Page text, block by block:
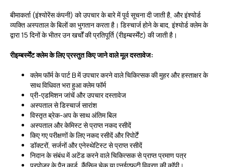
बीमाकर्ता (इंश्योरेंस कंपनी) को उपचार के बारे में पूर्व सूचना दी जाती है, और इंश्योर्ड
व्यक्ति अस्पताल के बिलों का भुगतान करता है। डिस्चार्ज होने के बाद, इंश्योर्ड क्लेम के
द्वारा 15 दिनों के भीतर उन खर्चों की प्रतिपूर्ति (रीइम्बर्स्मेंट) की जाती है।
रीइम्बर्स्मेंट क्लेम के लिए प्रस्तुत किए जाने वाले मूल दस्तावेज:
क्लेम फॉर्म के पार्ट B में उपचार करने वाले चिकित्सक की मुहर और हस्ताक्षर के
साथ विधिवत भरा हुआ क्लेम फॉर्म
प्री-एडमिशन जांचें और उपचार दस्तावेज
अस्पताल से डिस्चार्ज सारांश
विस्तृत ब्रेक-अप के साथ अंतिम बिल
अस्पताल और केमिस्ट से प्राप्त नकद रसीदें
किए गए परीक्षणों के लिए नकद रसीदें और रिपोर्टें
डॉक्टरों, सर्जनों और एनेस्थेटिस्ट से प्राप्त रसीदें
निदान के संबंध में अटेंड करने वाले चिकित्सक से प्राप्त प्रमाण पत्र